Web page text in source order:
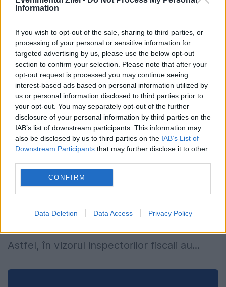
Information
If you wish to opt-out of the sale, sharing to third parties, or
processing of your personal or sensitive information for
targeted advertising by us, please use the below opt-out
section to confirm your selection. Please note that after your
opt-out request is processed you may continue seeing
interest-based ads based on personal information utilized by
us or personal information disclosed to third parties prior to
your opt-out. You may separately opt-out of the further
disclosure of your personal information by third parties on the
IAB’s list of downstream participants. This information may
also be disclosed by us to third parties on the IAB’s List of
Downstream Participants that may further disclose it to other
CONFIRM
Data Deletion Data Access Privacy Policy
Veniturile provenite din chirii,
verificate de ANAF. Cum acționează
Fiscul
Agenția Națională de Administrare Fiscală
(ANAF) a declanșat o amplă campanie de
verificare a veniturilor obținute din închirieri
Astfel, în vizorul inspectorilor fiscali au...